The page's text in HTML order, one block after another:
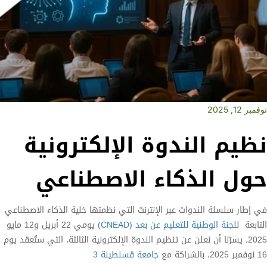
نوفمبر 12, 2025
نظيم الندوة الإلكترونية
حول الذكاء الاصطناعي
في إطار سلسلة الندوات عبر الإنترنت التي نظمتها خلية الذكاء الاصطناعي
التابعة للجنة الوطنية للتعليم عن بعد (CNEAD)
يومي 22 أبريل و12 مايو
2025، يسرّنا أن نعلن عن تنظيم الندوة الإلكترونية الثالثة، التي ستُعقد يوم
16 نوفمبر 2025، بالشراكة مع
جامعة قسنطينة 3